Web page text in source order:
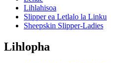
Lihlahisoa
Slipper ea Letlalo la Linku
Sheepskin Slipper-Ladies
Lihlopha